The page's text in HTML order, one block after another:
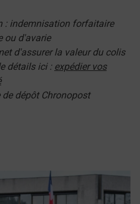
: indemnisation forfaitaire
ou d'avarie
d'assurer la valeur du colis
détails ici : expédier vos
dépôt Chronopost
onglet